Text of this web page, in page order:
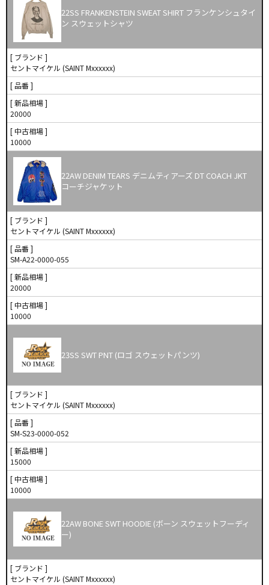
22SS FRANKENSTEIN SWEAT SHIRT フランケンシュタイ
ン スウェットシャツ
[ ブランド ]
セントマイケル (SAINT Mxxxxxx)
[ 品番 ]
[ 新品相場 ]
20000
[ 中古相場 ]
10000
22AW DENIM TEARS デニムティアーズ DT COACH JKT
コーチジャケット
[ ブランド ]
セントマイケル (SAINT Mxxxxxx)
[ 品番 ]
SM-A22-0000-055
[ 新品相場 ]
20000
[ 中古相場 ]
10000
23SS SWT PNT (ロゴ スウェットパンツ)
[ ブランド ]
セントマイケル (SAINT Mxxxxxx)
[ 品番 ]
SM-S23-0000-052
[ 新品相場 ]
15000
[ 中古相場 ]
10000
22AW BONE SWT HOODIE (ボーン スウェットフーディ
ー)
[ ブランド ]
セントマイケル (SAINT Mxxxxxx)